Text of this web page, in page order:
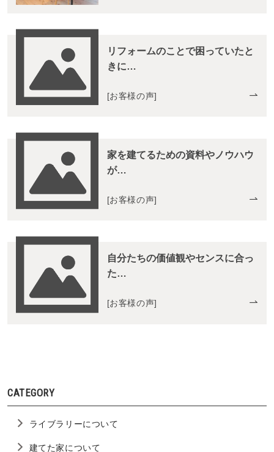
リフォームのことで困っていたと
きに…
[お客様の声]
家を建てるための資料やノウハウ
が…
[お客様の声]
自分たちの価値観やセンスに合っ
た…
[お客様の声]
CATEGORY
ライブラリーについて
建てた家について